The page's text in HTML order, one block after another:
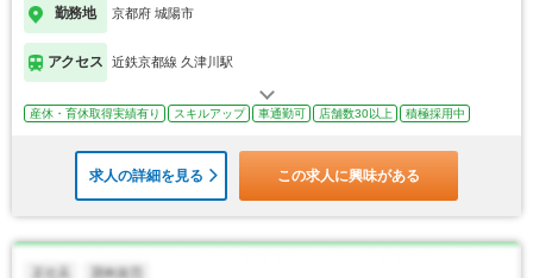
勤務地 京都府 城陽市
アクセス 近鉄京都線 久津川駅
産休・育休取得実績有り スキルアップ 車通勤可 店舗数30以上 積極採用中
求人の詳細を見る この求人に興味がある